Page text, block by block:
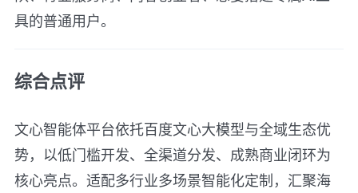
具的普通用户。
综合点评
文心智能体平台依托百度文心大模型与全域生态优
势，以低门槛开发、全渠道分发、成熟商业闭环为
核心亮点。适配多行业多场景智能化定制，汇聚海